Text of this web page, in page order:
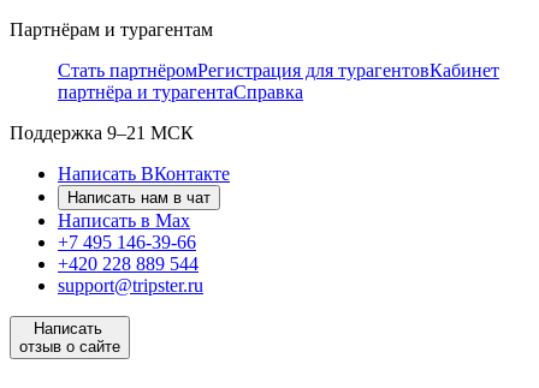
Партнёрам и турагентам
Стать партнёромРегистрация для турагентовКабинет
партнёра и турагентаСправка
Поддержка 9–21 МСК
Написать ВКонтакте
Написать нам в чат
Написать в Max
+7 495 146-39-66
+420 228 889 544
support@tripster.ru
Написать
отзыв о сайте